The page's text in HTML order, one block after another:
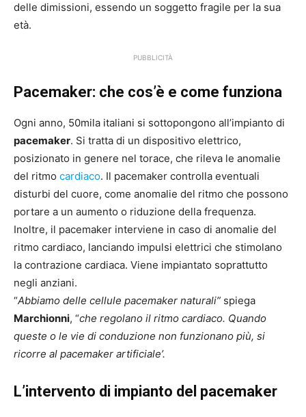
delle dimissioni, essendo un soggetto fragile per la sua
età.
PUBBLICITÀ
Pacemaker: che cos’è e come funziona
Ogni anno, 50mila italiani si sottopongono all’impianto di
pacemaker. Si tratta di un dispositivo elettrico,
posizionato in genere nel torace, che rileva le anomalie
del ritmo cardiaco. Il pacemaker controlla eventuali
disturbi del cuore, come anomalie del ritmo che possono
portare a un aumento o riduzione della frequenza.
Inoltre, il pacemaker interviene in caso di anomalie del
ritmo cardiaco, lanciando impulsi elettrici che stimolano
la contrazione cardiaca. Viene impiantato soprattutto
negli anziani.
“Abbiamo delle cellule pacemaker naturali” spiega
Marchionni, “che regolano il ritmo cardiaco. Quando
queste o le vie di conduzione non funzionano più, si
ricorre al pacemaker artificiale’.
L’intervento di impianto del pacemaker